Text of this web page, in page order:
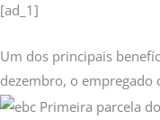
[ad_1]
Um dos principais
dezembro, o empregado